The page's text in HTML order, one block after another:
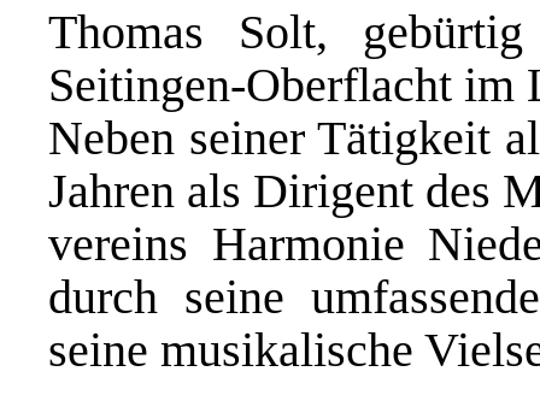
Thomas Solt,
Seitingen-Oberflacht im
Neben seiner Tätigkeit
Jahren als Dirigent des
vereins Harmonie
durch seine
seine musikalische